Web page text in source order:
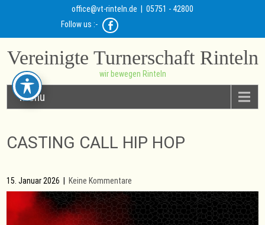
office@vt-rinteln.de | 05751 - 42800
Follow us :-
Vereinigte Turnerschaft Rinteln
wir bewegen Rinteln
Menu
CASTING CALL HIP HOP
15. Januar 2026 Keine Kommentare